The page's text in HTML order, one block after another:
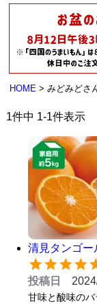
HOME みどみどさ
1件中 1-1件表示
清見タンゴー
投稿日
甘味と酸味の